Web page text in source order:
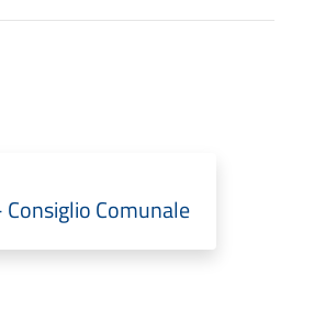
Comunale